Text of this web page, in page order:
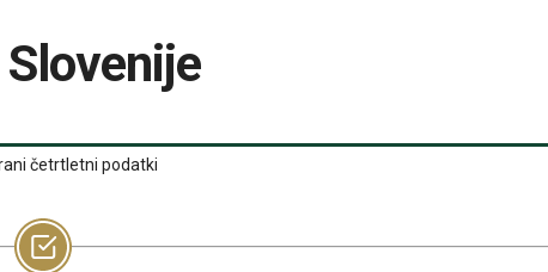
četrtletni podatki